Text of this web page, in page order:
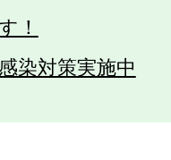
！
染対策実施中